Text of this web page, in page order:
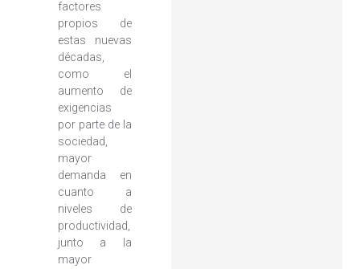
factores
propios de
estas nuevas
décadas,
como el
aumento de
exigencias
por parte de la
sociedad,
mayor
demanda en
cuanto a
niveles de
productividad,
junto a la
mayor